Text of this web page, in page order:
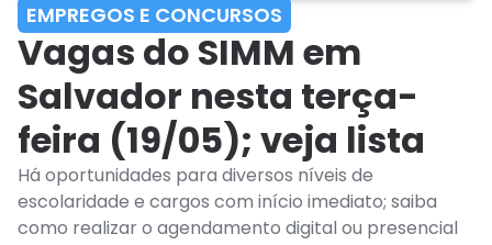
EMPREGOS E CONCURSOS
Vagas do SIMM em
Salvador nesta terça-
feira (19/05); veja lista
Há oportunidades para diversos níveis de
escolaridade e cargos com início imediato; saiba
como realizar o agendamento digital ou presencial